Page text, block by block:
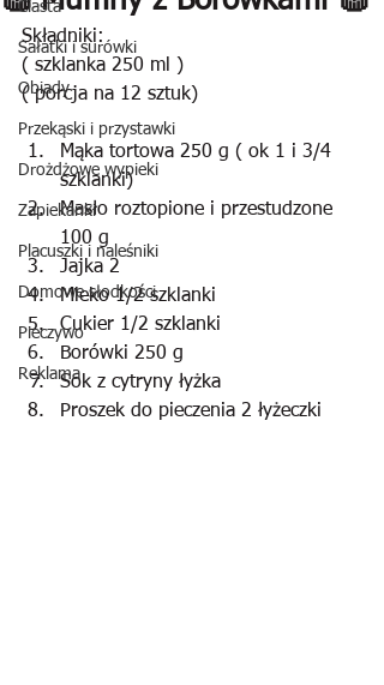
Ciasta
Sałatki i surówki
Obiady
Przekąski i przystawki
Drożdżowe wypieki
Zapiekanki
Placuszki i naleśniki
Domowe słodkości
Pieczywo
Reklama
Składniki:
( szklanka 250 ml )
( porcja na 12 sztuk)
Mąka tortowa 250 g ( ok 1 i 3/4
szklanki)
Masło roztopione i przestudzone
100 g
Jajka 2
Mleko 1/2 szklanki
Cukier 1/2 szklanki
Borówki 250 g
Sok z cytryny łyżka
Proszek do pieczenia 2 łyżeczki